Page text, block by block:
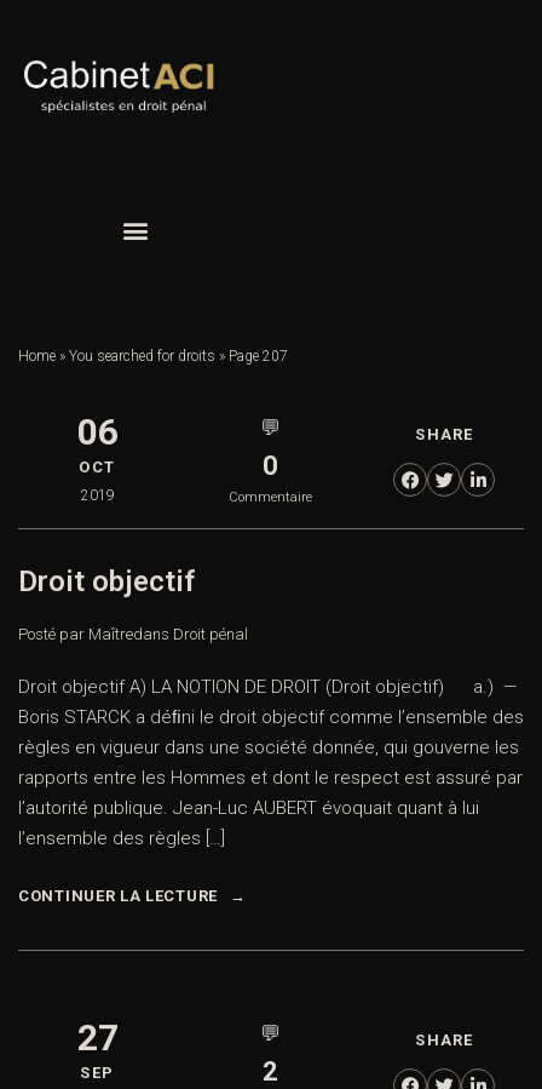
Home » You searched for droits » Page 207
06
OCT
2019
💬
0
Commentaire
SHARE
Droit objectif
Posté par Maîtredans Droit pénal
Droit objectif A) LA NOTION DE DROIT (Droit objectif) a.) —
Boris STARCK a déﬁni le droit objectif comme l’ensemble des
règles en vigueur dans une société donnée, qui gouverne les
rapports entre les Hommes et dont le respect est assuré par
l’autorité publique. Jean-Luc AUBERT évoquait quant à lui
l’ensemble des règles […]
CONTINUER LA LECTURE
27
SEP
💬
2
SHARE